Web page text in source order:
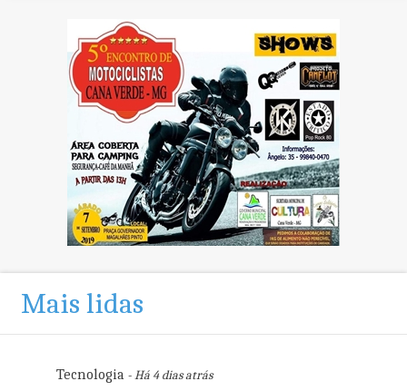
Mais lidas
Tecnologia- Há 4 dias atrás